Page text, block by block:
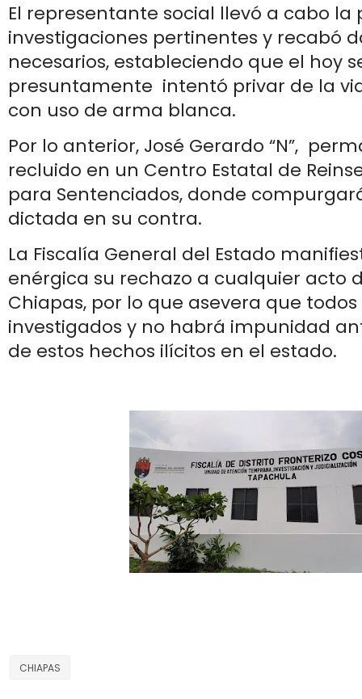
El representante social llevó a cabo la
investigaciones pertinentes y recabó
necesarios, estableciendo que el hoy
presuntamente intentó privar de la
con uso de arma blanca.
Por lo anterior, José Gerardo “N”,
recluido en un Centro Estatal de
para Sentenciados, donde
dictada en su contra.
La Fiscalía General del Estado
enérgica su rechazo a cualquier acto
Chiapas, por lo que asevera que todos
investigados y no habrá impunidad
de estos hechos ilícitos en el estado.
CHIAPAS